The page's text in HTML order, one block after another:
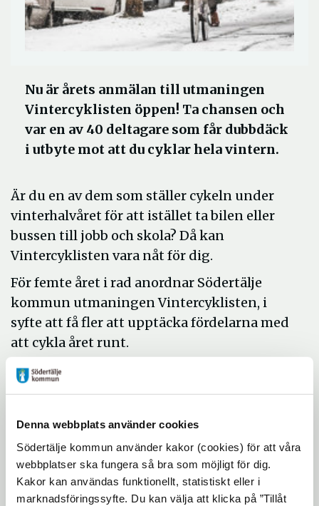
Denna webbplats använder cookies
Södertälje kommun använder kakor (cookies) för att våra
webbplatser ska fungera så bra som möjligt för dig.
Kakor kan användas funktionellt, statistiskt eller i
marknadsföringssyfte. Du kan välja att klicka på ”Tillåt
Nu är årets anmälan till utmaningen
Vintercyklisten öppen! Ta chansen och
var en av 40 deltagare som får dubbdäck
i utbyte mot att du cyklar hela vintern.
Är du en av dem som ställer cykeln under
vinterhalvåret för att istället ta bilen eller
bussen till jobb och skola? Då kan
Vintercyklisten vara nåt för dig.
För femte året i rad anordnar Södertälje
kommun utmaningen Vintercyklisten, i
syfte att få fler att upptäcka fördelarna med
att cykla året runt.
- Nu när många av oss återvänder till det
du vanligtvis bilen eller bussen till jobbet –
testa att cykla istället, säger Maria
Wikenståhl, projektledare på
Samhällsbyggnadskontoret, och fortsätter: